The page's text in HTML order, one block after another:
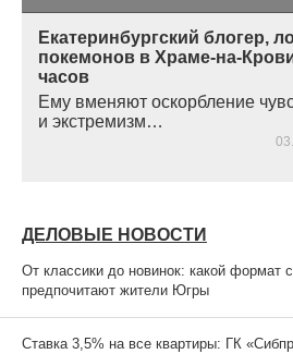
Екатеринбургский блогер,
покемонов в Храме-на-
часов
Ему вменяют оскорбление
и экстремизм…
ДЕЛОВЫЕ НОВОСТИ
От классики до новинок: какой формат
предпочитают жители Югры
Ставка 3,5% на все квартиры: ГК